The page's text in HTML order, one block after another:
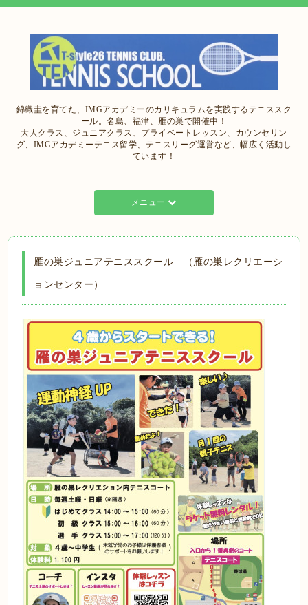
錦織圭を育てた、IMGアカデミーのカリキュラムを実践するテニススク
ール。名島、福津、雁の巣で開催中！
大人クラス、ジュニアクラス、プライベートレッスン、カウンセリン
グ、IMGアカデミーテニス留学、テニスリーグ運営など、幅広く活動し
ています！
メニュー
雁の巣ジュニアテニススクール （雁の巣レクリエーシ
ョンセンター）